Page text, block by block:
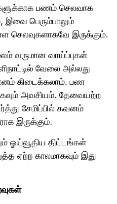
பணம் செலவாக
இவை பெரும்பாலும்
செலவுகளாகவே இருக்கும்.
வருமான வாய்ப்புகள்
வேலை அல்லது
கிடைக்கலாம். பண
அவசியம். தேவையற்ற
சேமிப்பில் கவனம்
இருக்கும்.
ஓய்வூதிய திட்டங்கள்
ஏற்ற காலமாகவும் இது